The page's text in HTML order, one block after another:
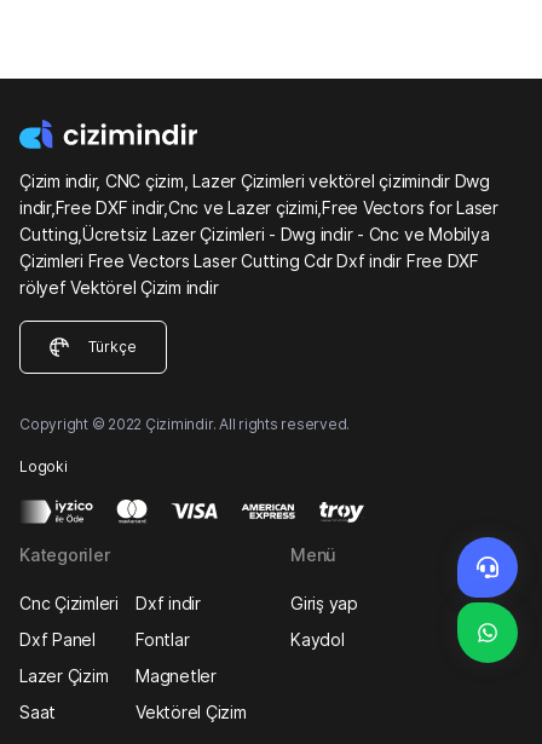
Çizim indir, CNC çizim, Lazer Çizimleri vektörel çizimindir Dwg
indir,Free DXF indir,Cnc ve Lazer çizimi,Free Vectors for Laser
Cutting,Ücretsiz Lazer Çizimleri - Dwg indir - Cnc ve Mobilya
Çizimleri Free Vectors Laser Cutting Cdr Dxf indir Free DXF
rölyef Vektörel Çizim indir
Türkçe
Copyright © 2022 Çizimindir. All rights reserved.
Logoki
Kategoriler
Cnc Çizimleri
Dxf indir
Dxf Panel
Fontlar
Lazer Çizim
Magnetler
Saat
Vektörel Çizim
Menü
Giriş yap
Kaydol